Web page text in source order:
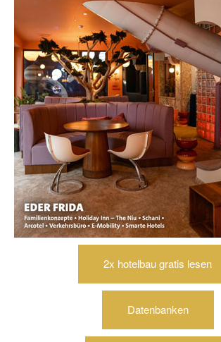
2x hotelbau gratis lesen
Datenbanken